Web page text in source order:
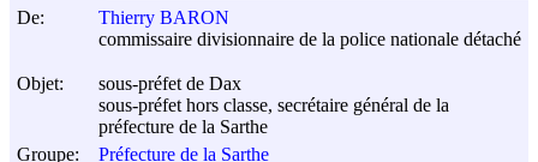
De:
Thierry BARON
commissaire divisionnaire de la police nationale détaché
Objet:
sous-préfet de Dax
sous-préfet hors classe, secrétaire général de la
préfecture de la Sarthe
Groupe:
Préfecture de la Sarthe